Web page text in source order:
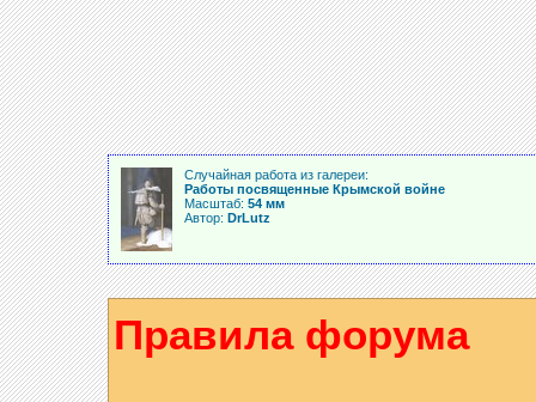
Случайная работа из галереи:
Работы посвященные Крымской войне
Масштаб: 54 мм
Автор: DrLutz
Правила форума